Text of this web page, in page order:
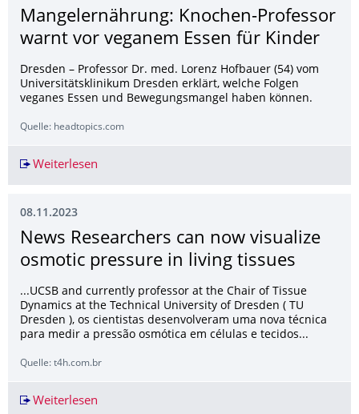
Mangelernährung: Knochen-Professor
warnt vor veganem Essen für Kinder
Dresden – Professor Dr. med. Lorenz Hofbauer (54) vom
Universitätsklinikum Dresden erklärt, welche Folgen
veganes Essen und Bewegungsmangel haben können.
Quelle: headtopics.com
Weiterlesen
08.11.2023
News Researchers can now visualize
osmotic pressure in living tissues
...UCSB and currently professor at the Chair of Tissue
Dynamics at the Technical University of Dresden ( TU
Dresden ), os cientistas desenvolveram uma nova técnica
para medir a pressão osmótica em células e tecidos...
Quelle: t4h.com.br
Weiterlesen